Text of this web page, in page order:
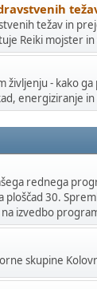
težav in
Reiki mojster
življenju - kako
energiziranje in
rednega
ploščad 30.
izvedbo
skupine